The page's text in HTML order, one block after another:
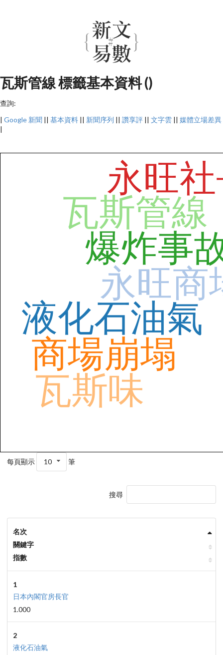
瓦斯管線 標籤基本資料 ()
查詢:
| Google 新聞 || 基本資料 || 新聞序列 || 讚享評 || 文字雲 || 媒體立場差異
|
液化石油氣
永旺商
商場崩塌
瓦斯味
爆炸事
瓦斯管線
永旺
每頁顯示 10 筆
搜尋
名次
關鍵字
指數
1
日本內閣官房長官
1.000
2
液化石油氣